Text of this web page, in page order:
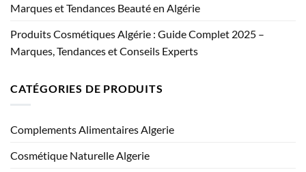
Marques et Tendances Beauté en Algérie
Produits Cosmétiques Algérie : Guide Complet 2025 –
Marques, Tendances et Conseils Experts
CATÉGORIES DE PRODUITS
Complements Alimentaires Algerie
Cosmétique Naturelle Algerie